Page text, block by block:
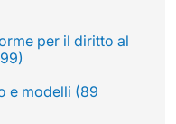
per il diritto al
e modelli (89